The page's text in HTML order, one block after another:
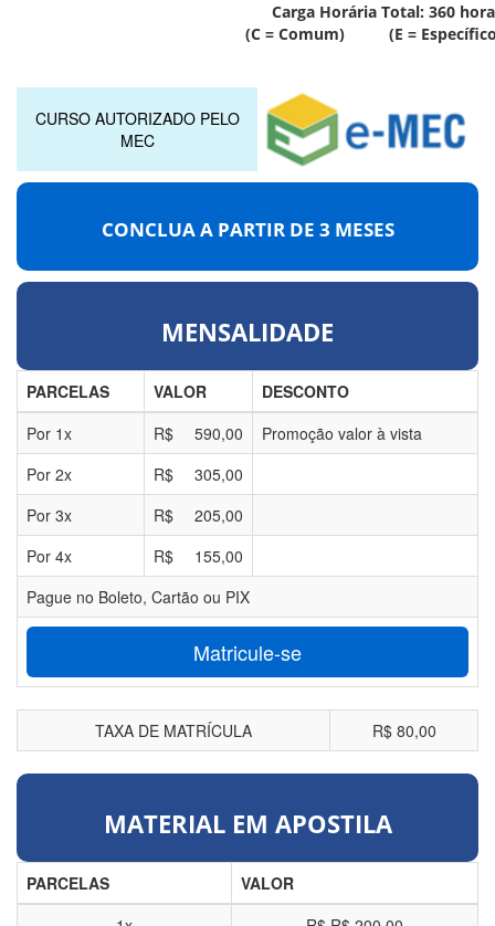
Carga Horária Total: 360
(C = Comum) (E =
CURSO AUTORIZADO PELO
MEC
CONCLUA A PARTIR DE 3 MESES
MENSALIDADE
PARCELAS VALOR
DESCONTO
Por 1x R$ 590,00
Promoção valor à vista
Por 2x R$
305,00
Por 3x R$
205,00
Por 4x R$
155,00
Pague no Boleto, Cartão ou PIX
Matricule-se
TAXA DE MATRÍCULA R$ 80,00
MATERIAL EM APOSTILA
PARCELAS
VALOR